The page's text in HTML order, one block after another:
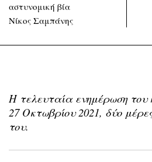
αστυνομική βία
Νίκος Σαμπάνης
Η τελευταία ενημέρωση του
27 Οκτωβρίου 2021, δύο
του.